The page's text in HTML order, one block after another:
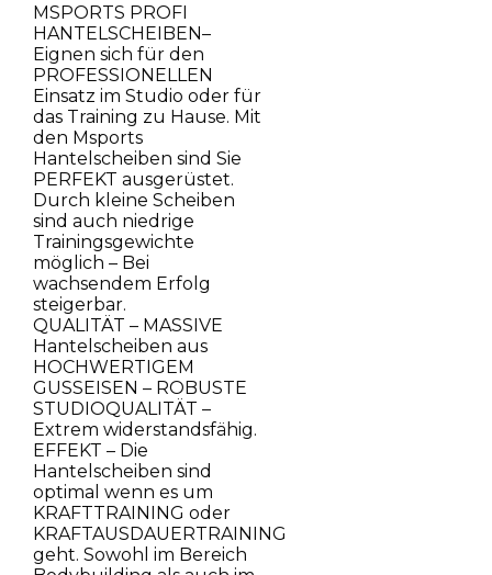
MSPORTS PROFI
HANTELSCHEIBEN–
Eignen sich für den
PROFESSIONELLEN
Einsatz im Studio oder für
das Training zu Hause. Mit
den Msports
Hantelscheiben sind Sie
PERFEKT ausgerüstet.
Durch kleine Scheiben
sind auch niedrige
Trainingsgewichte
möglich – Bei
wachsendem Erfolg
steigerbar.
QUALITÄT – MASSIVE
Hantelscheiben aus
HOCHWERTIGEM
GUSSEISEN – ROBUSTE
STUDIOQUALITÄT –
Extrem widerstandsfähig.
EFFEKT – Die
Hantelscheiben sind
optimal wenn es um
KRAFTTRAINING oder
KRAFTAUSDAUERTRAINING
geht. Sowohl im Bereich